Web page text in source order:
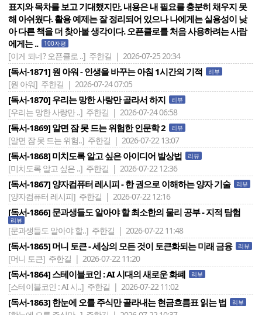
표지와 목차를 보고 기대했지만, 내용은 내 필요를 충분히 채우지 못
해 아쉬웠다. 활용 예제는 잘 정리되어 있으나 나에게는 실용성이 낮
아 다른 책을 더 찾아볼 생각이다. 오픈클로를 처음 사용하려는 사람
에게는 ..
100자평
[이게 되네? 오픈클로 ..] 주한길 | 2026-07-25 20:34
[독서-1871] 원 아워 - 인생을 바꾸는 아침 1시간의 기적 리뷰
[원 아워] 주한길 | 2026-07-24 07:05
[독서-1870] 우리는 망한 사랑만 골라서 하지 리뷰
[우리는 망한 사랑만 ..] 주한길 | 2026-07-24 06:58
[독서-1869] 알면 잠 못 드는 위험한 인문학 2 리뷰
[알면 잠 못 드는 위험..] 주한길 | 2026-07-22 13:07
[독서-1868] 미치도록 알고 싶은 아이디어 발상법 리뷰
[미치도록 알고 싶은 ..] 주한길 | 2026-07-22 12:36
[독서-1867] 양자컴퓨터 레시피 - 한 권으로 이해하는 양자 기술 리뷰
[양자컴퓨터 레시피] 주한길 | 2026-07-22 12:16
[독서-1866] 문과생들도 알아야 할 최소한의 물리 공부 - 지적 탐험
리뷰
[문과생들도 알아야 할..] 주한길 | 2026-07-22 11:48
[독서-1865] 머니 토큰 - 세상의 모든 것이 토큰화되는 미래 금융 리뷰
[머니 토큰] 주한길 | 2026-07-22 11:20
[독서-1864] 스테이블코인 : AI 시대의 새로운 화폐 리뷰
[스테이블코인 : AI 시..] 주한길 | 2026-07-22 11:02
[독서-1863] 한눈에 오를 주식만 골라내는 현금흐름표 읽는 법 리뷰